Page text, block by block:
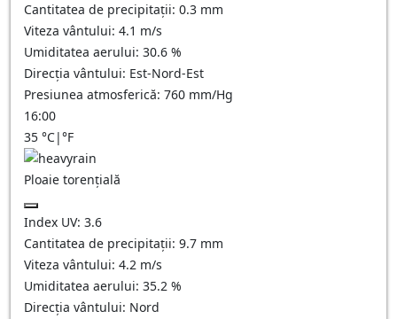
Cantitatea de precipitații: 0.3 mm
Viteza vântului: 4.1 m/s
Umiditatea aerului: 30.6 %
Direcția vântului: Est-Nord-Est
Presiunea atmosferică: 760 mm/Hg
16:00
35 °C|°F
Ploaie torențială
Index UV: 3.6
Cantitatea de precipitații: 9.7 mm
Viteza vântului: 4.2 m/s
Umiditatea aerului: 35.2 %
Direcția vântului: Nord